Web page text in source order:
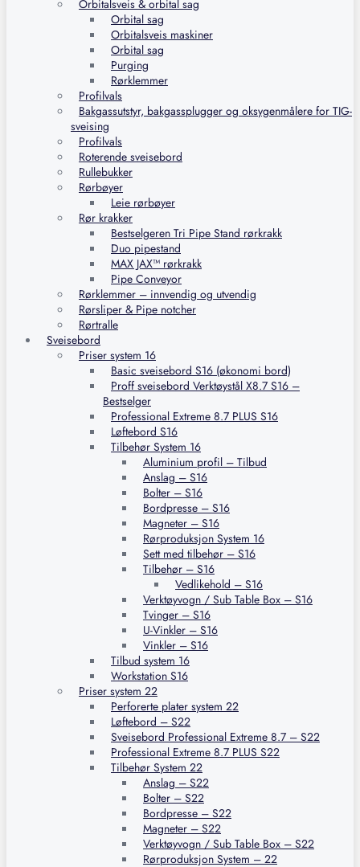
Orbitalsveis & orbital sag
Orbital sag
Orbitalsveis maskiner
Orbital sag
Purging
Rørklemmer
Profilvals
Bakgassutstyr, bakgassplugger og oksygenmålere for TIG-
sveising
Profilvals
Roterende sveisebord
Rullebukker
Rørbøyer
Leie rørbøyer
Rør krakker
Bestselgeren Tri Pipe Stand rørkrakk
Duo pipestand
MAX JAX™ rørkrakk
Pipe Conveyor
Rørklemmer – innvendig og utvendig
Rørsliper & Pipe notcher
Rørtralle
Sveisebord
Priser system 16
Basic sveisebord S16 (økonomi bord)
Proff sveisebord Verktøystål X8.7 S16 –
Bestselger
Professional Extreme 8.7 PLUS S16
Løftebord S16
Tilbehør System 16
Aluminium profil – Tilbud
Anslag – S16
Bolter – S16
Bordpresse – S16
Magneter – S16
Rørproduksjon System 16
Sett med tilbehør – S16
Tilbehør – S16
Vedlikehold – S16
Verktøyvogn / Sub Table Box – S16
Tvinger – S16
U-Vinkler – S16
Vinkler – S16
Tilbud system 16
Workstation S16
Priser system 22
Perforerte plater system 22
Løftebord – S22
Sveisebord Professional Extreme 8.7 – S22
Professional Extreme 8.7 PLUS S22
Tilbehør System 22
Anslag – S22
Bolter – S22
Bordpresse – S22
Magneter – S22
Verktøyvogn / Sub Table Box – S22
Rørproduksjon System – 22